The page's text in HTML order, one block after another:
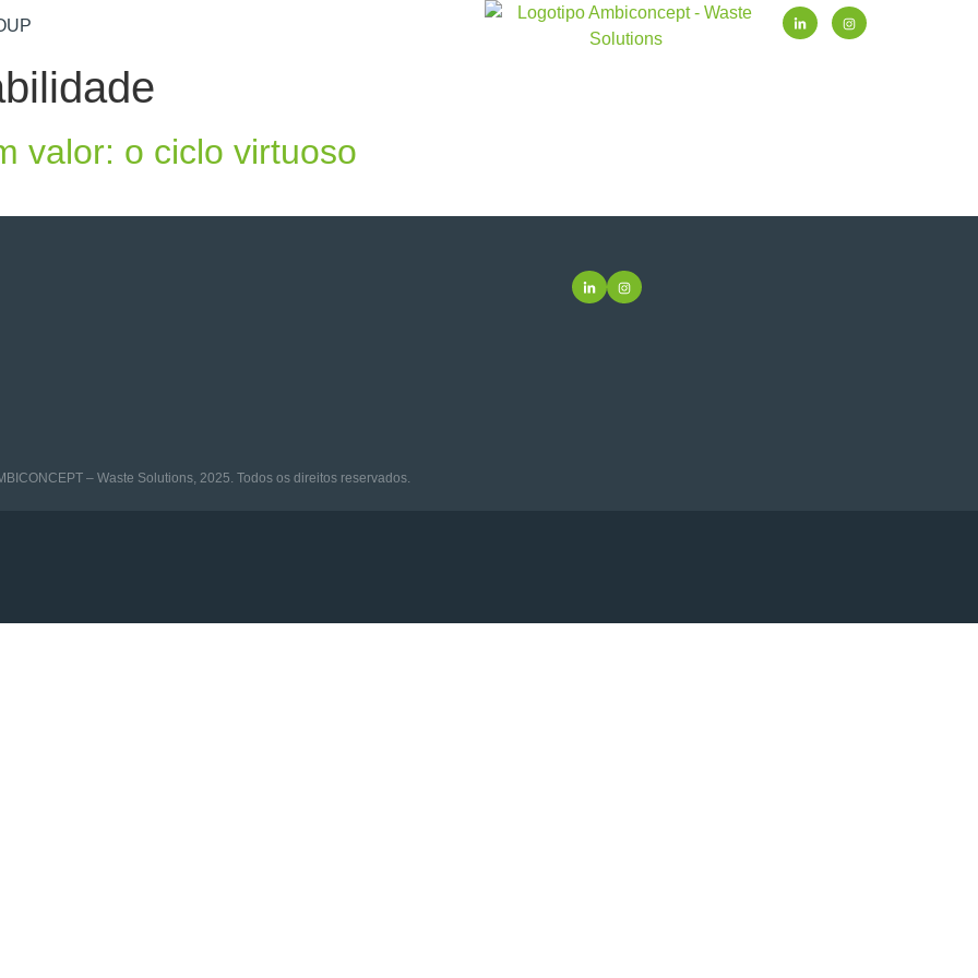
valor: o ciclo virtuoso
– Waste Solutions, 2025. Todos os direitos reservados.